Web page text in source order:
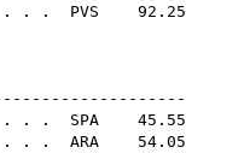
. . . PVS 92.25
. . SPA 45.55
. . ARA 54.05